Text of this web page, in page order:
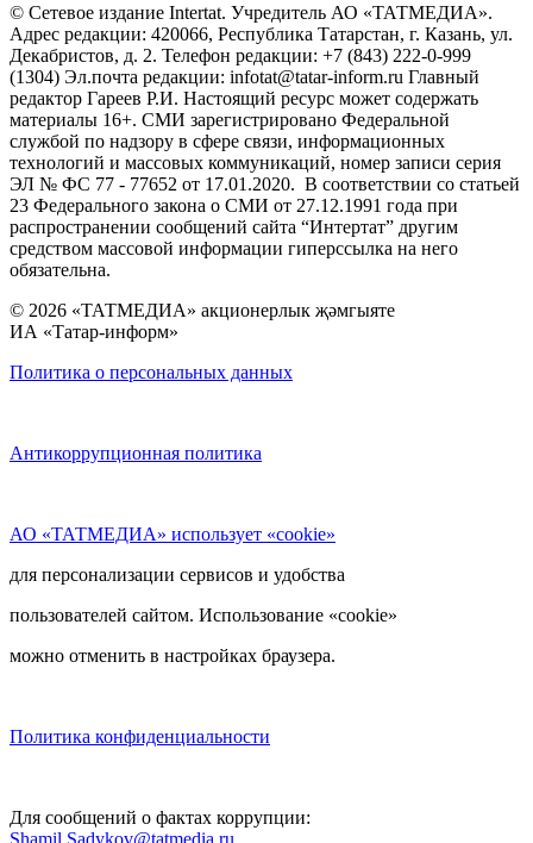
© Сетевое издание Intertat. Учредитель АО «ТАТМЕДИА».
Адрес редакции: 420066, Республика Татарстан, г. Казань, ул.
Декабристов, д. 2. Телефон редакции: +7 (843) 222-0-999
(1304) Эл.почта редакции: infotat@tatar-inform.ru Главный
редактор Гареев Р.И. Настоящий ресурс может содержать
материалы 16+. СМИ зарегистрировано Федеральной
службой по надзору в сфере связи, информационных
технологий и массовых коммуникаций, номер записи серия
ЭЛ № ФС 77 - 77652 от 17.01.2020. В соответствии со статьей
23 Федерального закона о СМИ от 27.12.1991 года при
распространении сообщений сайта “Интертат” другим
средством массовой информации гиперссылка на него
обязательна.
© 2026 «ТАТМЕДИА» акционерлык җәмгыяте
ИА «Татар-информ»
Политика о персональных данных
Антикоррупционная политика
АО «ТАТМЕДИА» использует «cookie»
для персонализации сервисов и удобства
пользователей сайтом. Использование «cookie»
можно отменить в настройках браузера.
Политика конфиденциальности
Для сообщений о фактах коррупции:
Shamil.Sadykov@tatmedia.ru